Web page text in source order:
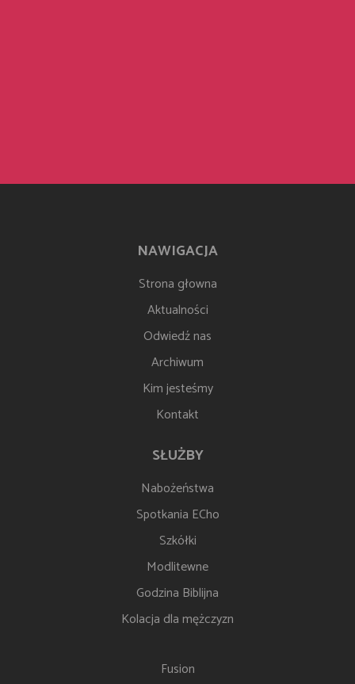
NAWIGACJA
Strona głowna
Aktualności
Odwiedź nas
Archiwum
Kim jesteśmy
Kontakt
SŁUŻBY
Nabożeństwa
Spotkania ECho
Szkółki
Modlitewne
Godzina Biblijna
Kolacja dla mężczyzn
Fusion